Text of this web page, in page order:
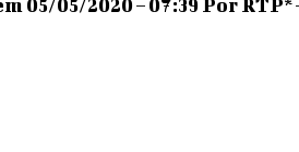
05/05/2020 – 07:39 Por RTP*